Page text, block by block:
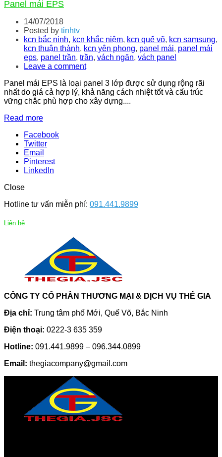
Panel mái EPS
14/07/2018
Posted by tinhtv
kcn bắc ninh, kcn khắc niệm, kcn quế võ, kcn samsung,
kcn thuận thành, kcn yên phong, panel mái, panel mái
eps, panel trần, trần, vách ngăn, vách panel
Leave a comment
Panel mái EPS là loại panel 3 lớp được sử dụng rộng rãi
nhất do giá cả hợp lý, khả năng cách nhiệt tốt và cấu trúc
vững chắc phù hợp cho xây dựng....
Read more
Facebook
Twitter
Email
Pinterest
LinkedIn
Close
Hotline tư vấn miễn phí: 091.441.9899
Liên hệ
CÔNG TY CỔ PHẦN THƯƠNG MẠI & DỊCH VỤ THẾ GIA
Địa chỉ: Trung tâm phố Mới, Quế Võ, Bắc Ninh
Điện thoại: 0222-3 635 359
Hotline: 091.441.9899 – 096.344.0899
Email: thegiacompany@gmail.com